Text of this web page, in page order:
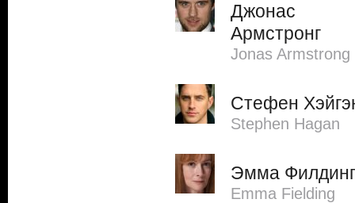
Джонас
Армстронг
Jonas Armstrong
Стефен
Stephen Hagan
Эмма Филдинг
Emma Fielding